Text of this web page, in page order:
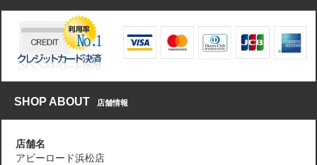
SHOP ABOUT 店舗情報
店舗名
アビーロード浜松店